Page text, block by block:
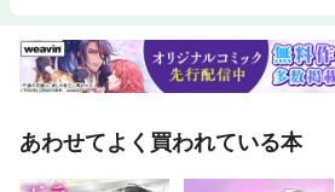
あわせてよく買われている本